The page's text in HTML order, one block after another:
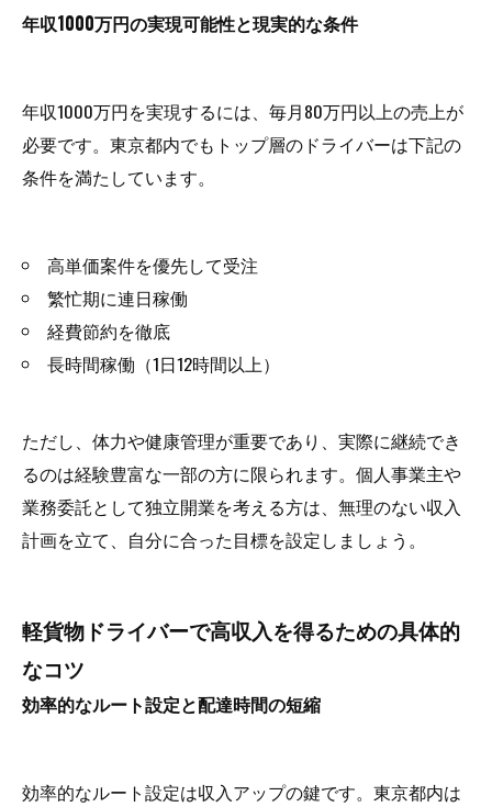
年収1000万円の実現可能性と現実的な条件
年収1000万円を実現するには、毎月80万円以上の売上が
必要です。東京都内でもトップ層のドライバーは下記の
条件を満たしています。
高単価案件を優先して受注
繁忙期に連日稼働
経費節約を徹底
長時間稼働（1日12時間以上）
ただし、体力や健康管理が重要であり、実際に継続でき
るのは経験豊富な一部の方に限られます。個人事業主や
業務委託として独立開業を考える方は、無理のない収入
計画を立て、自分に合った目標を設定しましょう。
軽貨物ドライバーで高収入を得るための具体的
なコツ
効率的なルート設定と配達時間の短縮
効率的なルート設定は収入アップの鍵です。東京都内は